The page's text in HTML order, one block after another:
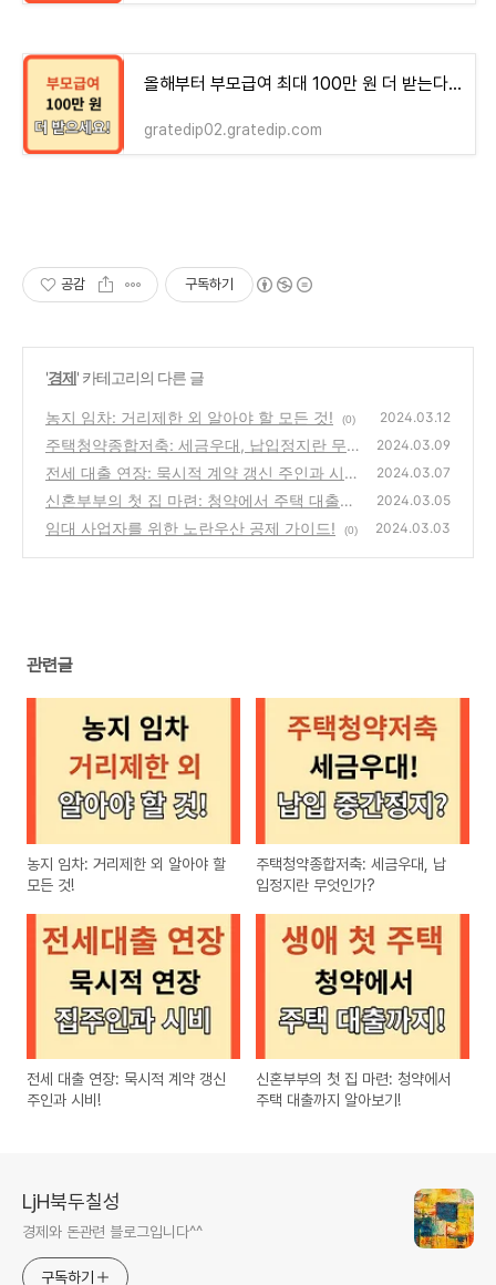
올해부터 부모급여 최대 100만 원 더 받는다! 신청방법!!
gratedip02.gratedip.com
공감 구독하기
'경제' 카테고리의 다른 글
농지 임차: 거리제한 외 알아야 할 모든 것! (0) 2024.03.12
주택청약종합저축: 세금우대, 납입정지란 무엇
인가?
(0)
2024.03.09
전세 대출 연장: 묵시적 계약 갱신 주인과 시
비!
(0)
2024.03.07
신혼부부의 첫 집 마련: 청약에서 주택 대출까
지 알아보기!
(0)
2024.03.05
임대 사업자를 위한 노란우산 공제 가이드! (0) 2024.03.03
관련글
농지 임차: 거리제한 외 알아야 할
모든 것!
주택청약종합저축: 세금우대, 납
입정지란 무엇인가?
전세 대출 연장: 묵시적 계약 갱신
주인과 시비!
신혼부부의 첫 집 마련: 청약에서
주택 대출까지 알아보기!
LjH북두칠성
경제와 돈관련 블로그입니다^^
구독하기